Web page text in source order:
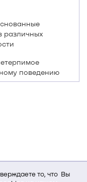
то, что Вы
различных
поведению